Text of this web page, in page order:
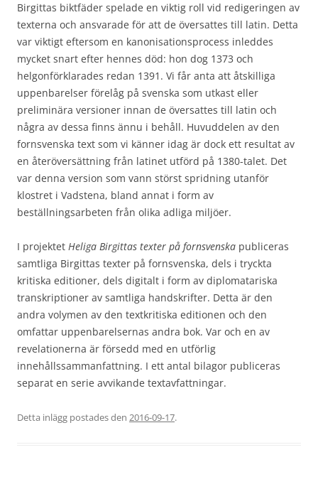
Birgittas biktfäder spelade en viktig roll vid redigeringen av
texterna och ansvarade för att de översattes till latin. Detta
var viktigt eftersom en kanonisationsprocess inleddes
mycket snart efter hennes död: hon dog 1373 och
helgonförklarades redan 1391. Vi får anta att åtskilliga
uppenbarelser förelåg på svenska som utkast eller
preliminära versioner innan de översattes till latin och
några av dessa finns ännu i behåll. Huvuddelen av den
fornsvenska text som vi känner idag är dock ett resultat av
en återöversättning från latinet utförd på 1380-talet. Det
var denna version som vann störst spridning utanför
klostret i Vadstena, bland annat i form av
beställningsarbeten från olika adliga miljöer.
I projektet Heliga Birgittas texter på fornsvenska publiceras
samtliga Birgittas texter på fornsvenska, dels i tryckta
kritiska editioner, dels digitalt i form av diplomatariska
transkriptioner av samtliga handskrifter. Detta är den
andra volymen av den textkritiska editionen och den
omfattar uppenbarelsernas andra bok. Var och en av
revelationerna är försedd med en utförlig
innehållssammanfattning. I ett antal bilagor publiceras
separat en serie avvikande textavfattningar.
Detta inlägg postades den 2016-09-17.